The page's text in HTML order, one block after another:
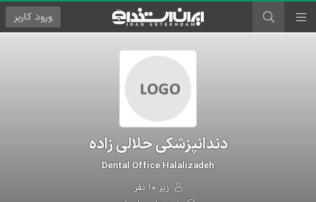
ورود کاربر
دندانپزشکی حلالی زاده
Dental Office Halalizadeh
زیر ۱۰ نفر